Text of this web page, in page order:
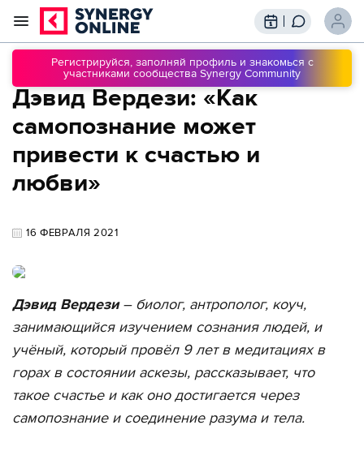
Регистрируйся, заполняй профиль и знакомься с
участниками сообщества Synergy Community
Трансляции
Вебинары
Обучение
Знания
Сообщество
Подписки
Дэвид Вердези: «Как
самопознание может
привести к счастью и
любви»
16 ФЕВРАЛЯ 2021
Дэвид Вердези– биолог, антрополог, коуч,
занимающийся изучением сознания людей, и
учёный, который провёл 9 лет в медитациях в
горах в состоянии аскезы, рассказывает, что
такое счастье и как оно достигается через
самопознание и соединение разума и тела.